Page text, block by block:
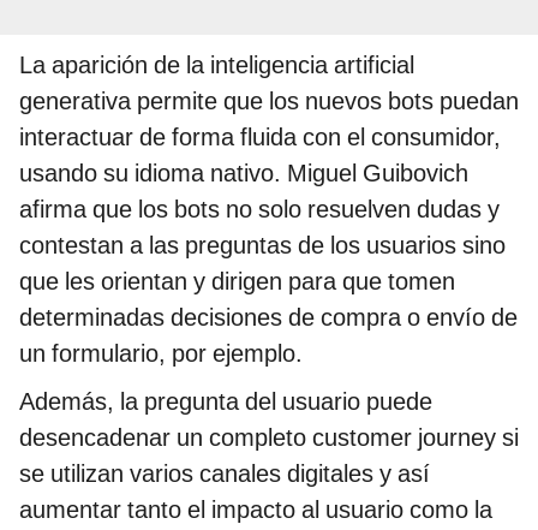
La aparición de la inteligencia artificial
generativa permite que los nuevos bots puedan
interactuar de forma fluida con el consumidor,
usando su idioma nativo. Miguel Guibovich
afirma que los bots no solo resuelven dudas y
contestan a las preguntas de los usuarios sino
que les orientan y dirigen para que tomen
determinadas decisiones de compra o envío de
un formulario, por ejemplo.
Además, la pregunta del usuario puede
desencadenar un completo customer journey si
se utilizan varios canales digitales y así
aumentar tanto el impacto al usuario como la